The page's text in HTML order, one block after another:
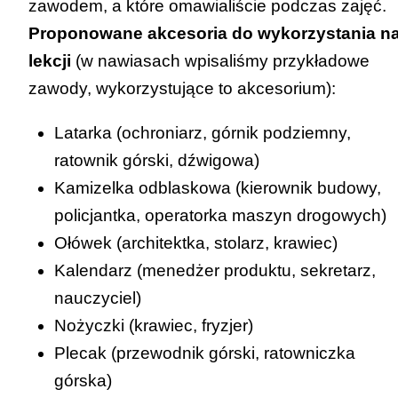
zawodem, a które omawialiście podczas zajęć.
Proponowane akcesoria do wykorzystania
lekcji (w nawiasach wpisaliśmy przykładowe
zawody, wykorzystujące to akcesorium):
Latarka (ochroniarz, górnik podziemny,
ratownik górski, dźwigowa)
Kamizelka odblaskowa (kierownik budowy,
policjantka, operatorka maszyn drogowych)
Ołówek (architektka, stolarz, krawiec)
Kalendarz (menedżer produktu, sekretarz,
nauczyciel )
Nożyczki (krawiec, fryzjer)
Plecak (przewodnik górski, ratowniczka
górska)